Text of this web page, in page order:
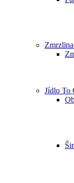
Jídlo To